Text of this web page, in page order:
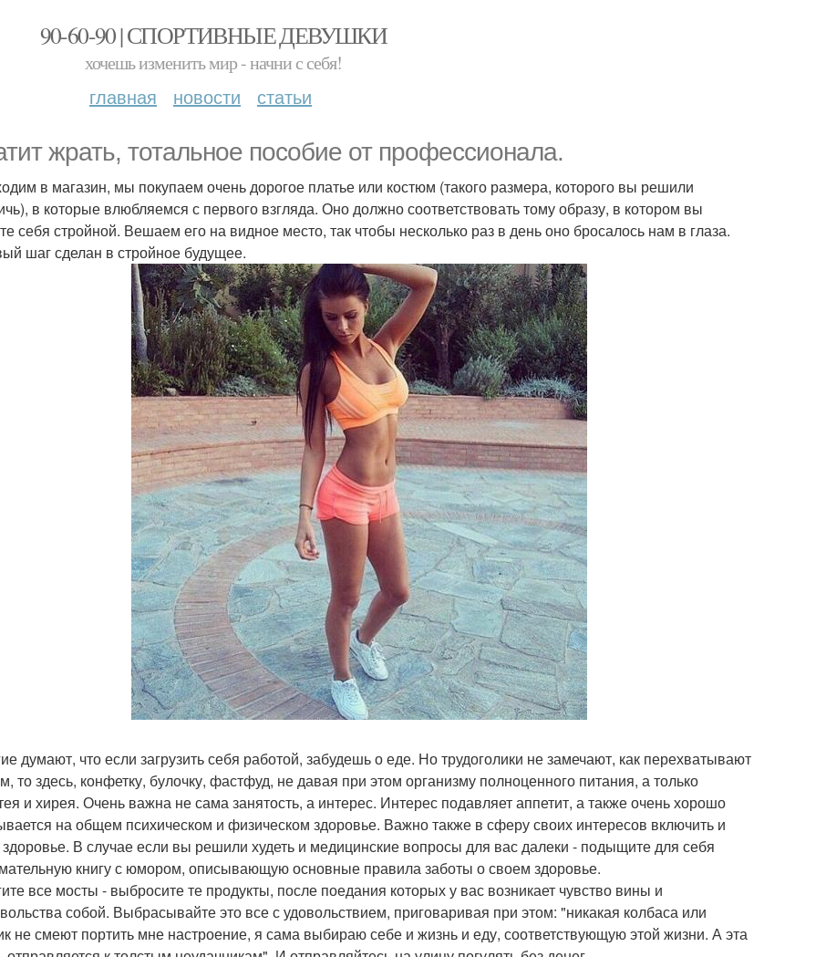
90-60-90 | СПОРТИВНЫЕ ДЕВУШКИ
хочешь изменить мир - начни с себя!
главная новости статьи
жрать, тотальное пособие от профессионала.
в магазин, мы покупаем очень дорогое платье или костюм (такого размера, которого вы решили
в которые влюбляемся с первого взгляда. Оно должно соответствовать тому образу, в котором вы
себя стройной. Вешаем его на видное место, так чтобы несколько раз в день оно бросалось нам в глаза.
шаг сделан в стройное будущее.
думают, что если загрузить себя работой, забудешь о еде. Но трудоголики не замечают, как перехватывают
то здесь, конфетку, булочку, фастфуд, не давая при этом организму полноценного питания, а только
и хирея. Очень важна не сама занятость, а интерес. Интерес подавляет аппетит, а также очень хорошо
на общем психическом и физическом здоровье. Важно также в сферу своих интересов включить и
В случае если вы решили худеть и медицинские вопросы для вас далеки - подыщите для себя
книгу с юмором, описывающую основные правила заботы о своем здоровье.
все мосты - выбросите те продукты, после поедания которых у вас возникает чувство вины и
собой. Выбрасывайте это все с удовольствием, приговаривая при этом: "никакая колбаса или
не смеют портить мне настроение, я сама выбираю себе и жизнь и еду, соответствующую этой жизни. А эта